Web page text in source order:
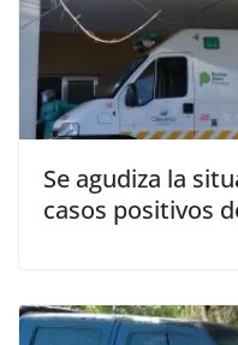
Se agudiza la
casos positivos